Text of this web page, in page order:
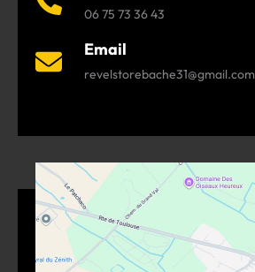
06 75 73 36 43
Email
revelstorebache31@gmail.com